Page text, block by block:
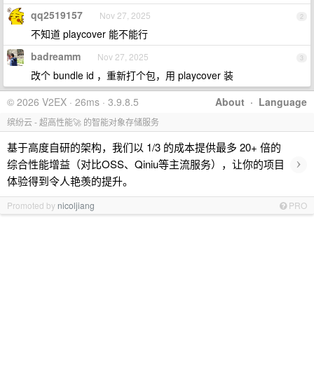
2
qq2519157 Nov 27, 2025
不知道 playcover 能不能行
3
badreamm Nov 27, 2025
改个 bundle id ，重新打个包，用 playcover 装
About · Language
© 2026 V2EX · 26ms · 3.9.8.5
缤纷云 - 超高性能🚀 的智能对象存储服务
基于高度自研的架构，我们以 1/3 的成本提供最多 20+ 倍的
综合性能增益（对比OSS、Qiniu等主流服务），让你的项目
体验得到令人艳羡的提升。
›
Promoted by nicoljiang PRO